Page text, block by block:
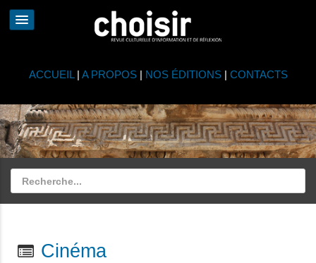
ACCUEIL | A PROPOS| NOS ÉDITIONS| CONTACTS
Cinéma